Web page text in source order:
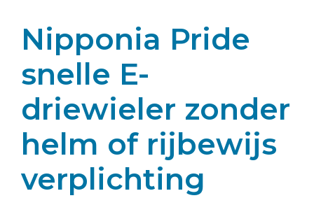
Nipponia Pride
snelle E-
driewieler zonder
helm of rijbewijs
verplichting